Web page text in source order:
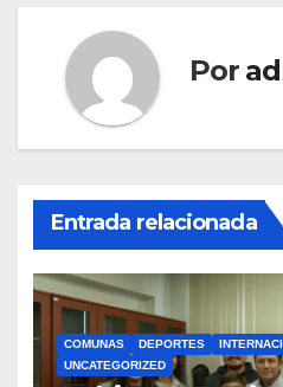
Por
Entrada relacionada
COMUNAS DEPORTES
UNCATEGORIZED